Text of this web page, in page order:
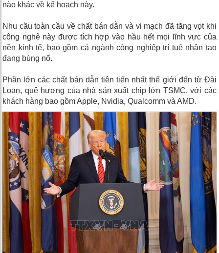
nào khác về kế hoạch này.
Nhu cầu toàn cầu về chất bán dẫn và vi mạch đã tăng vọt khi
công nghệ này được tích hợp vào hầu hết mọi lĩnh vực của
nền kinh tế, bao gồm cả ngành công nghiệp trí tuệ nhân tạo
đang bùng nổ.
Phần lớn các chất bán dẫn tiên tiến nhất thế giới đến từ Đài
Loan, quê hương của nhà sản xuất chip lớn TSMC, với các
khách hàng bao gồm Apple, Nvidia, Qualcomm và AMD.